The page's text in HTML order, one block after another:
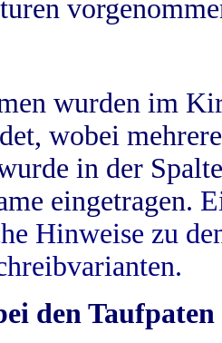
wurden im
wobei
in der
eingetragen.
Hinweise zu
den Taufpaten